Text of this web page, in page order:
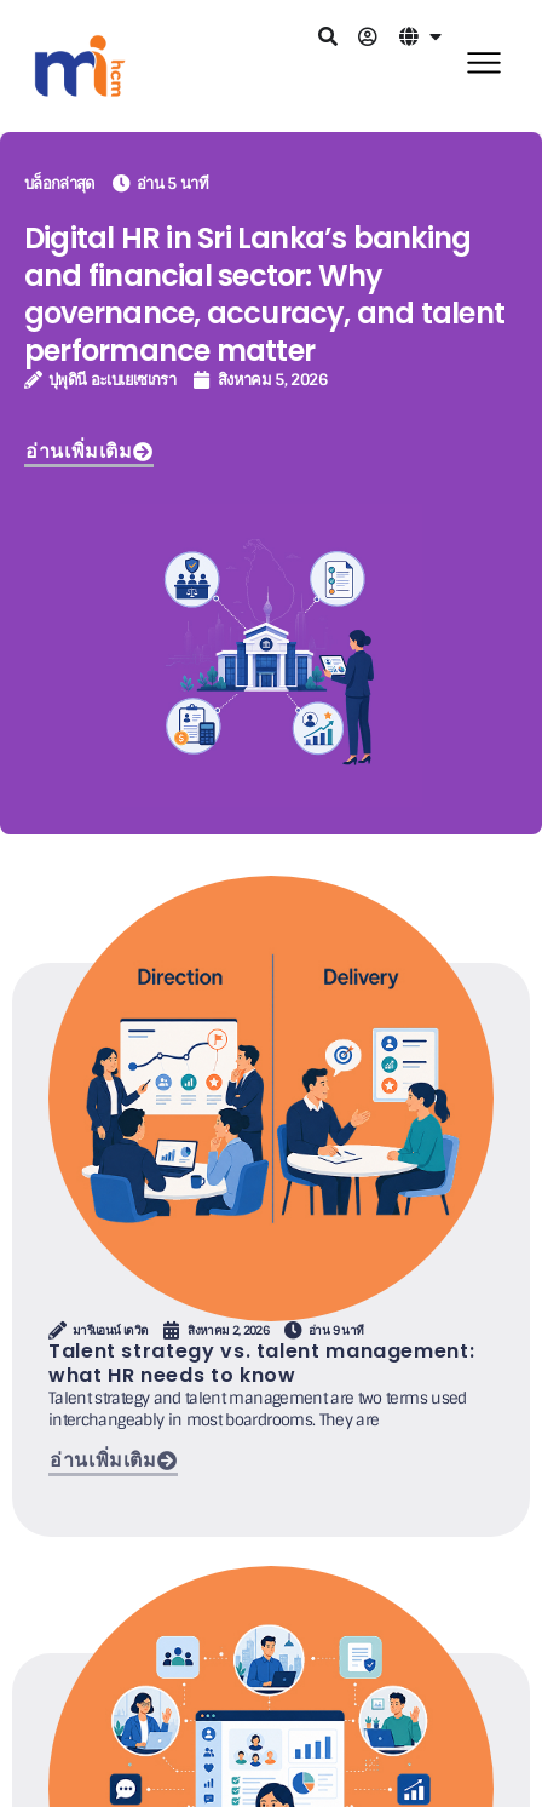
บล็อกล่าสุด อ่าน 5 นาที
Digital HR in Sri Lanka’s banking
and financial sector: Why
governance, accuracy, and talent
performance matter
ปุพุดินี อะเบเยเซเกรา สิงหาคม 5, 2026
อ่านเพิ่มเติม
มารีแอนน์ เดวิด สิงหาคม 2, 2026 อ่าน 9 นาที
Talent strategy vs. talent management:
what HR needs to know
Talent strategy and talent management are two terms used
interchangeably in most boardrooms. They are
อ่านเพิ่มเติม